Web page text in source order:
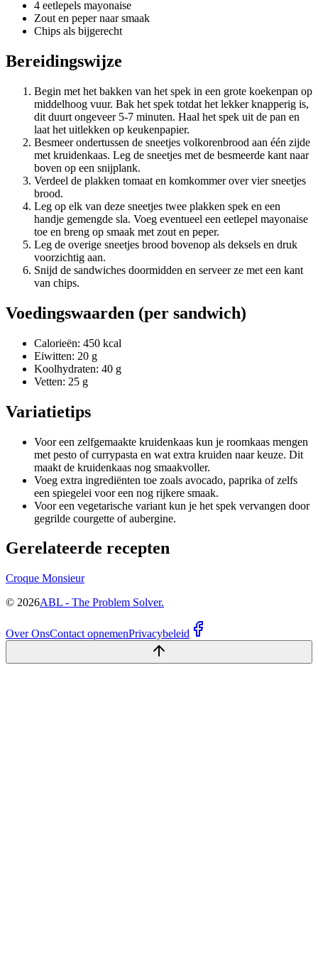
4 eetlepels mayonaise
Zout en peper naar smaak
Chips als bijgerecht
Bereidingswijze
Begin met het bakken van het spek in een grote koekenpan op
middelhoog vuur. Bak het spek totdat het lekker knapperig is,
dit duurt ongeveer 5-7 minuten. Haal het spek uit de pan en
laat het uitlekken op keukenpapier.
Besmeer ondertussen de sneetjes volkorenbrood aan één zijde
met kruidenkaas. Leg de sneetjes met de besmeerde kant naar
boven op een snijplank.
Verdeel de plakken tomaat en komkommer over vier sneetjes
brood.
Leg op elk van deze sneetjes twee plakken spek en een
handje gemengde sla. Voeg eventueel een eetlepel mayonaise
toe en breng op smaak met zout en peper.
Leg de overige sneetjes brood bovenop als deksels en druk
voorzichtig aan.
Snijd de sandwiches doormidden en serveer ze met een kant
van chips.
Voedingswaarden (per sandwich)
Calorieën: 450 kcal
Eiwitten: 20 g
Koolhydraten: 40 g
Vetten: 25 g
Variatietips
Voor een zelfgemaakte kruidenkaas kun je roomkaas mengen
met pesto of currypasta en wat extra kruiden naar keuze. Dit
maakt de kruidenkaas nog smaakvoller.
Voeg extra ingrediënten toe zoals avocado, paprika of zelfs
een spiegelei voor een nog rijkere smaak.
Voor een vegetarische variant kun je het spek vervangen door
gegrilde courgette of aubergine.
Gerelateerde recepten
Croque Monsieur
© 2026ABL - The Problem Solver.
Over OnsContact opnemenPrivacybeleid